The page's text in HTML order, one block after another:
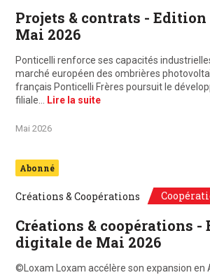
Projets & contrats -
Mai 2026
Ponticelli renforce ses capacités
marché européen des ombrières
français Ponticelli Frères poursuit le
filiale… Lire la suite
Mai 2026
Abonné
Créations & Coopérations
Créations & coopérations -
digitale de Mai 2026
©Loxam Loxam accélère son expansion en